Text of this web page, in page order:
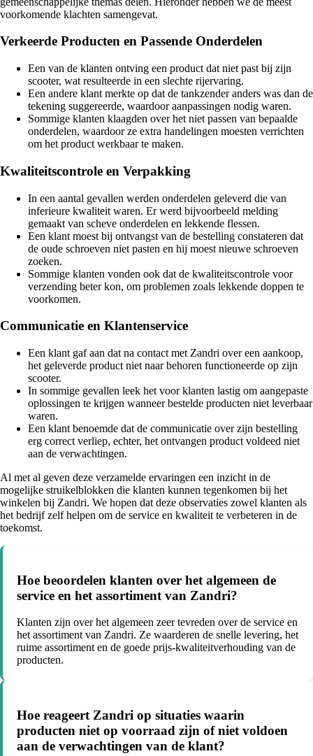
voorkomende klachten samengevat.
Verkeerde Producten en Passende Onderdelen
Een van de klanten ontving een product dat niet past bij zijn
scooter, wat resulteerde in een slechte rijervaring.
Een andere klant merkte op dat de tankzender anders was dan de
tekening suggereerde, waardoor aanpassingen nodig waren.
Sommige klanten klaagden over het niet passen van bepaalde
onderdelen, waardoor ze extra handelingen moesten verrichten
om het product werkbaar te maken.
Kwaliteitscontrole en Verpakking
In een aantal gevallen werden onderdelen geleverd die van
inferieure kwaliteit waren. Er werd bijvoorbeeld melding
gemaakt van scheve onderdelen en lekkende flessen.
Een klant moest bij ontvangst van de bestelling constateren dat
de oude schroeven niet pasten en hij moest nieuwe schroeven
zoeken.
Sommige klanten vonden ook dat de kwaliteitscontrole voor
verzending beter kon, om problemen zoals lekkende doppen te
voorkomen.
Communicatie en Klantenservice
Een klant gaf aan dat na contact met Zandri over een aankoop,
het geleverde product niet naar behoren functioneerde op zijn
scooter.
In sommige gevallen leek het voor klanten lastig om aangepaste
oplossingen te krijgen wanneer bestelde producten niet leverbaar
waren.
Een klant benoemde dat de communicatie over zijn bestelling
erg correct verliep, echter, het ontvangen product voldeed niet
aan de verwachtingen.
Al met al geven deze verzamelde ervaringen een inzicht in de
mogelijke struikelblokken die klanten kunnen tegenkomen bij het
winkelen bij Zandri. We hopen dat deze observaties zowel klanten als
het bedrijf zelf helpen om de service en kwaliteit te verbeteren in de
toekomst.
Hoe beoordelen klanten over het algemeen de
service en het assortiment van Zandri?
Klanten zijn over het algemeen zeer tevreden over de service en
het assortiment van Zandri. Ze waarderen de snelle levering, het
ruime assortiment en de goede prijs-kwaliteitverhouding van de
producten.
Hoe reageert Zandri op situaties waarin
producten niet op voorraad zijn of niet voldoen
aan de verwachtingen van de klant?